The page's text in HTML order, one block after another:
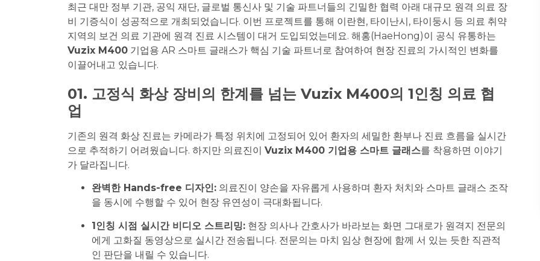
최근 대만 정부 기관, 공익 재단, 글로벌 통신사 및 기술 파트너들의 긴밀한 협력 아래 대규모 원격 의료 장
비 기증식이 성공적으로 개최되었습니다. 이번 프로젝트를 통해 이란현, 타이난시, 타이둥시 등 의료 취약
지역의 보건 의료 기관에 원격 진료 시스템이 대거 도입되었는데요. 해홍(HaeHong)이 공식 유통하는
Vuzix M400 기업용 AR 스마트 글래스가 핵심 기술 파트너로 참여하여 현장 진료의 가시적인 변화를
이끌어내고 있습니다.
01. 고정식 화상 장비의 한계를 넘는 Vuzix M400의 1인칭 의료 협
업
기존의 원격 화상 진료는 카메라가 특정 위치에 고정되어 있어 환자의 세밀한 환부나 진료 흐름을 실시간
으로 추적하기 어려웠습니다. 하지만 의료진이 Vuzix M400 기업용 스마트 글래스를 착용하면 이야기
가 달라집니다.
완벽한 Hands-free 디자인: 의료진이 양손을 자유롭게 사용하며 환자 처치와 스마트 글래스 조작
을 동시에 수행할 수 있어 현장 유연성이 극대화됩니다.
1인칭 시점 실시간 비디오 스트리밍: 현장 의사나 간호사가 바라보는 화면 그대로가 원격지 전문의
에게 고화질 동영상으로 실시간 전송됩니다. 전문의는 마치 임상 현장에 함께 서 있는 듯한 직관적
인 판단을 내릴 수 있습니다.